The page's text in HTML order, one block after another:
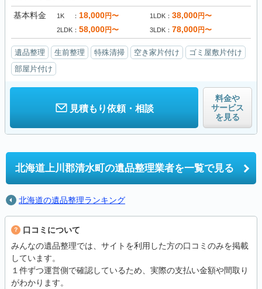
基本料金 1K 18,000円〜 1LDK 38,000円〜
2LDK 58,000円〜 3LDK 78,000円〜
遺品整理 生前整理 特殊清掃 空き家片付け
ゴミ屋敷片付け
部屋片付け
見積もり依頼・相談
料金や
サービス
を見る
北海道上川郡清水町の遺品整理業者を一覧で見る
北海道の遺品整理ランキング
口コミについて
みんなの遺品整理では、サイトを利用した方の口コミのみを掲載
しています。
１件ずつ運営側で確認しているため、実際の支払い金額や間取り
がわかります。